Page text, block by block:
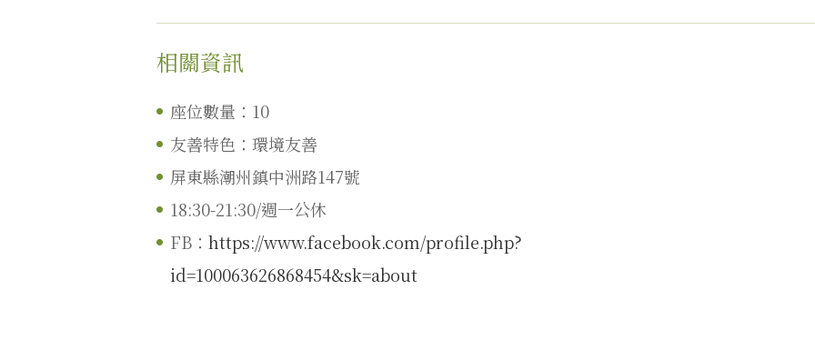
相關資訊
座位數量：10
友善特色：環境友善
屏東縣潮州鎮中洲路147號
18:30-21:30/週一公休
FB： https://www.facebook.com/profile.php?
id=100063626868454&sk=about